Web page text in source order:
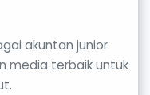
akuntan junior
media terbaik untuk